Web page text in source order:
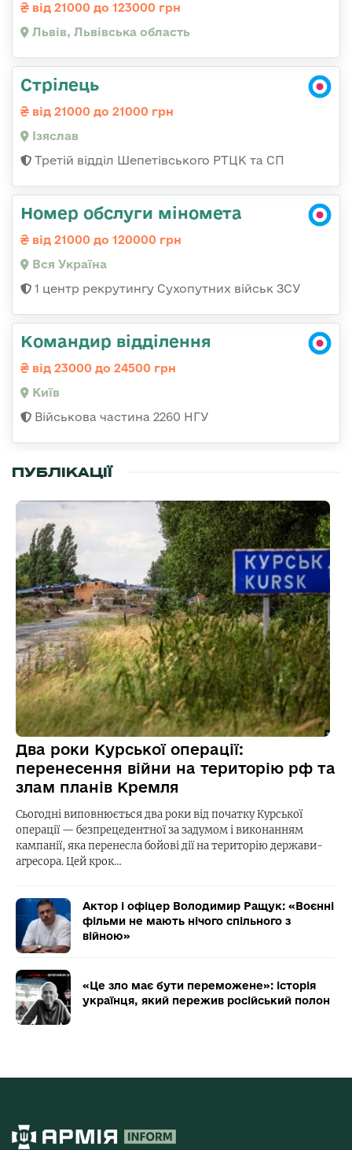
від 21000 до 123000 грн
Львів, Львівська область
Стрілець
від 21000 до 21000 грн
Ізяслав
Третій відділ Шепетівського РТЦК та СП
Номер обслуги міномета
від 21000 до 120000 грн
Вся Україна
1 центр рекрутингу Сухопутних військ ЗСУ
Командир відділення
від 23000 до 24500 грн
Київ
Військова частина 2260 НГУ
ПУБЛІКАЦІЇ
Два роки Курської операції:
перенесення війни на територію рф та
злам планів Кремля
Сьогодні виповнюється два роки від початку Курської
операції — безпрецедентної за задумом і виконанням
кампанії, яка перенесла бойові дії на територію держави-
агресора. Цей крок…
Актор і офіцер Володимир Ращук: «Воєнні
фільми не мають нічого спільного з
війною»
«Це зло має бути переможене»: історія
українця, який пережив російський полон